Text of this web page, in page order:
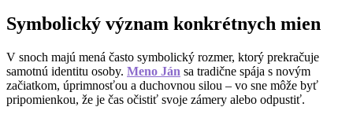
Symbolický význam konkrétnych mien
V snoch majú mená často symbolický rozmer, ktorý prekračuje
samotnú identitu osoby. Meno Ján sa tradične spája s novým
začiatkom, úprimnosťou a duchovnou silou – vo sne môže byť
pripomienkou, že je čas očistiť svoje zámery alebo odpustiť.